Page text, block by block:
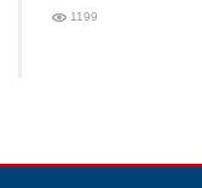
1199